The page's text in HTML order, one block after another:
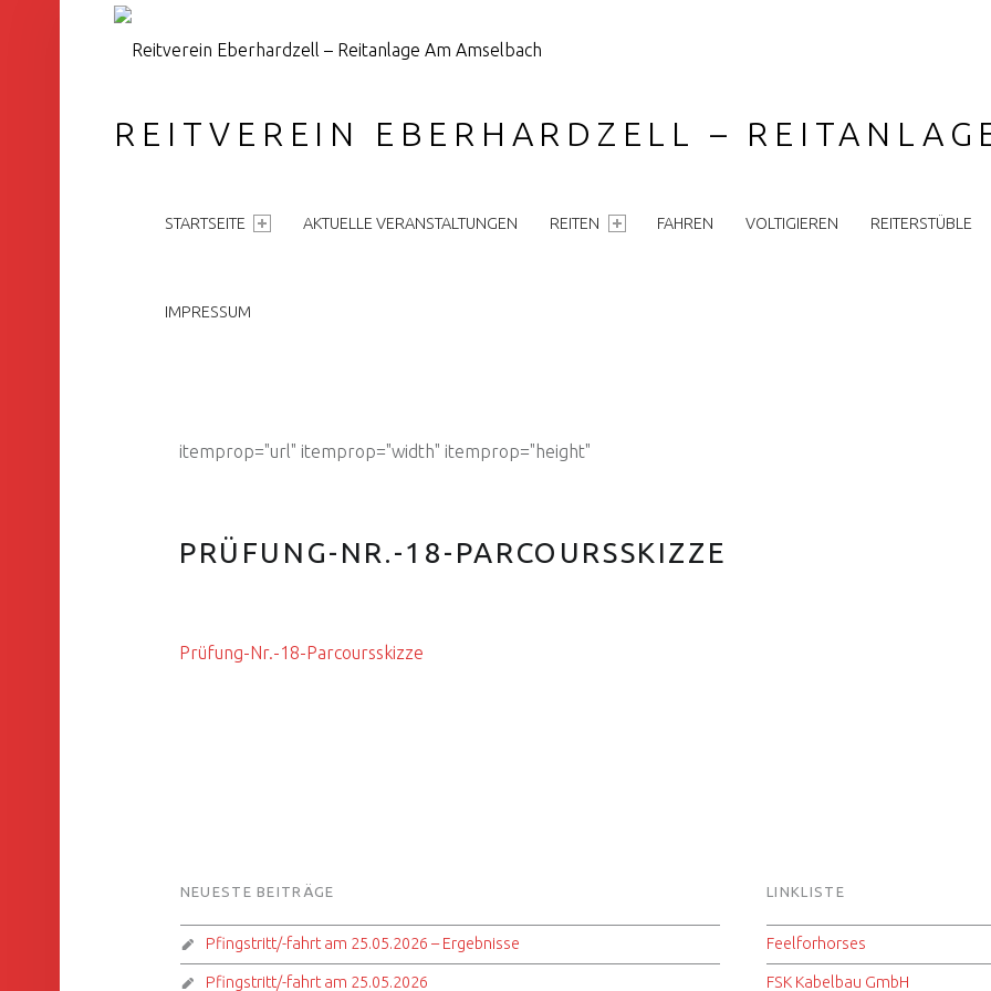
REITVEREIN EBERHARDZELL –
STARTSEITE AKTUELLE VERANSTALTUNGEN REITEN FAHREN VOLTIGIEREN REITERSTÜBLE
IMPRESSUM
itemprop="url" itemprop="width" itemprop="height"
PRÜFUNG-NR.-18-PARCOURSSKIZZE
Prüfung-Nr.-18-Parcoursskizze
FOOTER SIDEBAR
NEUESTE BEITRÄGE
Pfingstritt/-fahrt am 25.05.2026 – Ergebnisse
Pfingstritt/-fahrt am 25.05.2026
LINKLISTE
Feelforhorses
FSK Kabelbau GmbH